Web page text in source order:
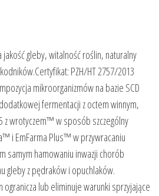
jakość gleby, witalność roślin, naturalny
PZH/HT 2757/2013
mikroorganizmów na bazie SCD
fermentacji z octem winnym,
z wrotyczem™ w sposób szczególny
i EmFarma Plus™ w przywracaniu
samym hamowaniu inwazji chorób
gleby z pędraków i opuchlaków.
ogranicza lub eliminuje warunki sprzyjające